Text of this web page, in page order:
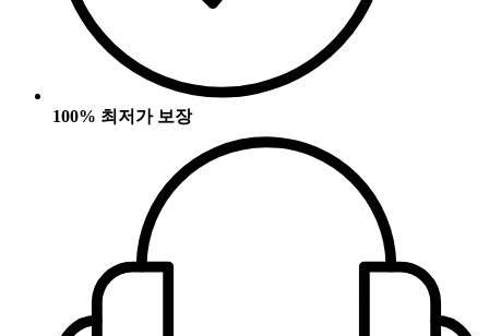
100% 최저가 보장